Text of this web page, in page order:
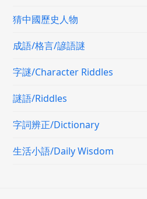
猜中國歷史人物
成語/格言/諺語謎
字謎/Character Riddles
謎語/Riddles
字詞辨正/Dictionary
生活小語/Daily Wisdom